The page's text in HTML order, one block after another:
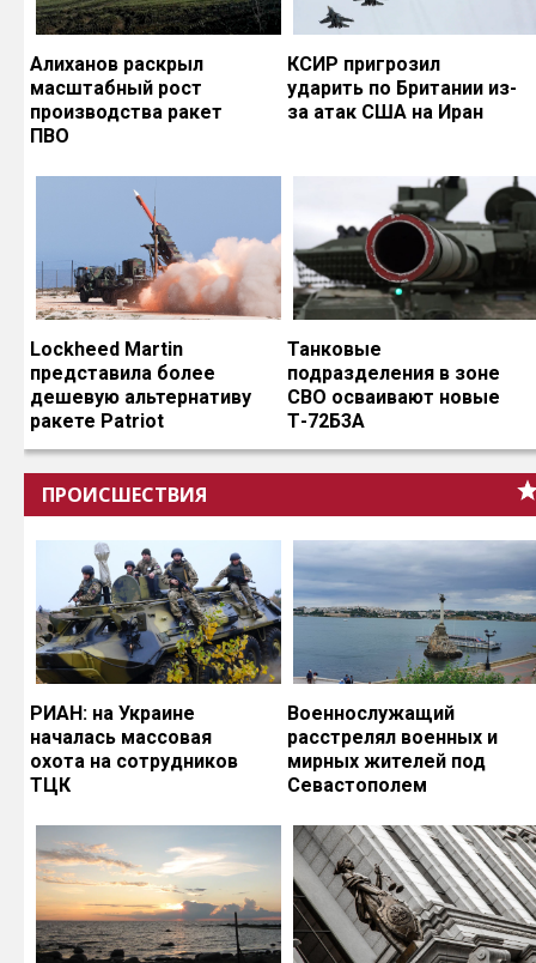
Алиханов раскрыл
масштабный рост
производства ракет
ПВО
КСИР пригрозил
ударить по Британии из-
за атак США на Иран
Lockheed Martin
представила более
дешевую альтернативу
ракете Patriot
Танковые
подразделения в зоне
СВО осваивают новые
Т-72Б3А
ПРОИСШЕСТВИЯ
РИАН: на Украине
началась массовая
охота на сотрудников
ТЦК
Военнослужащий
расстрелял военных и
мирных жителей под
Севастополем